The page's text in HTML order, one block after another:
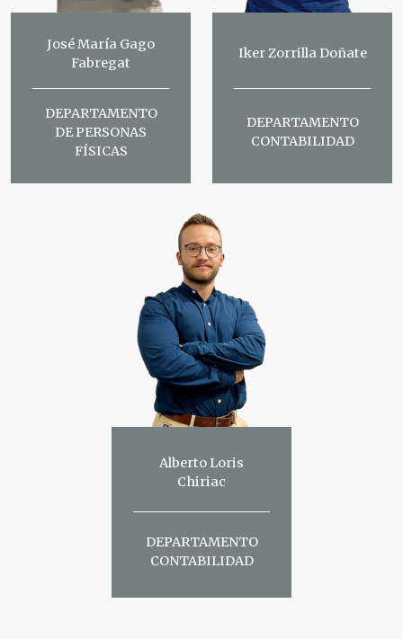
José María Gago
Fabregat
DEPARTAMENTO
DE PERSONAS
FÍSICAS
Iker Zorrilla Doñate
DEPARTAMENTO
CONTABILIDAD
Alberto Loris
Chiriac
DEPARTAMENTO
CONTABILIDAD